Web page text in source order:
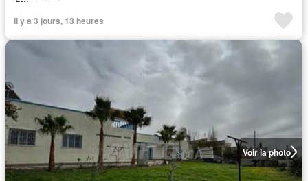
Il y a 3 jours, 13 heures
Voir la photo